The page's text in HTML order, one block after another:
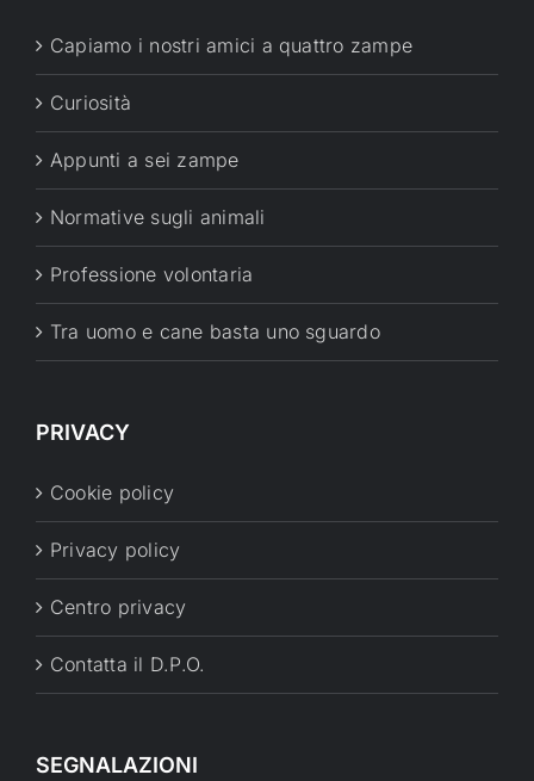
Capiamo i nostri amici a quattro zampe
Curiosità
Appunti a sei zampe
Normative sugli animali
Professione volontaria
Tra uomo e cane basta uno sguardo
PRIVACY
Cookie policy
Privacy policy
Centro privacy
Contatta il D.P.O.
SEGNALAZIONI